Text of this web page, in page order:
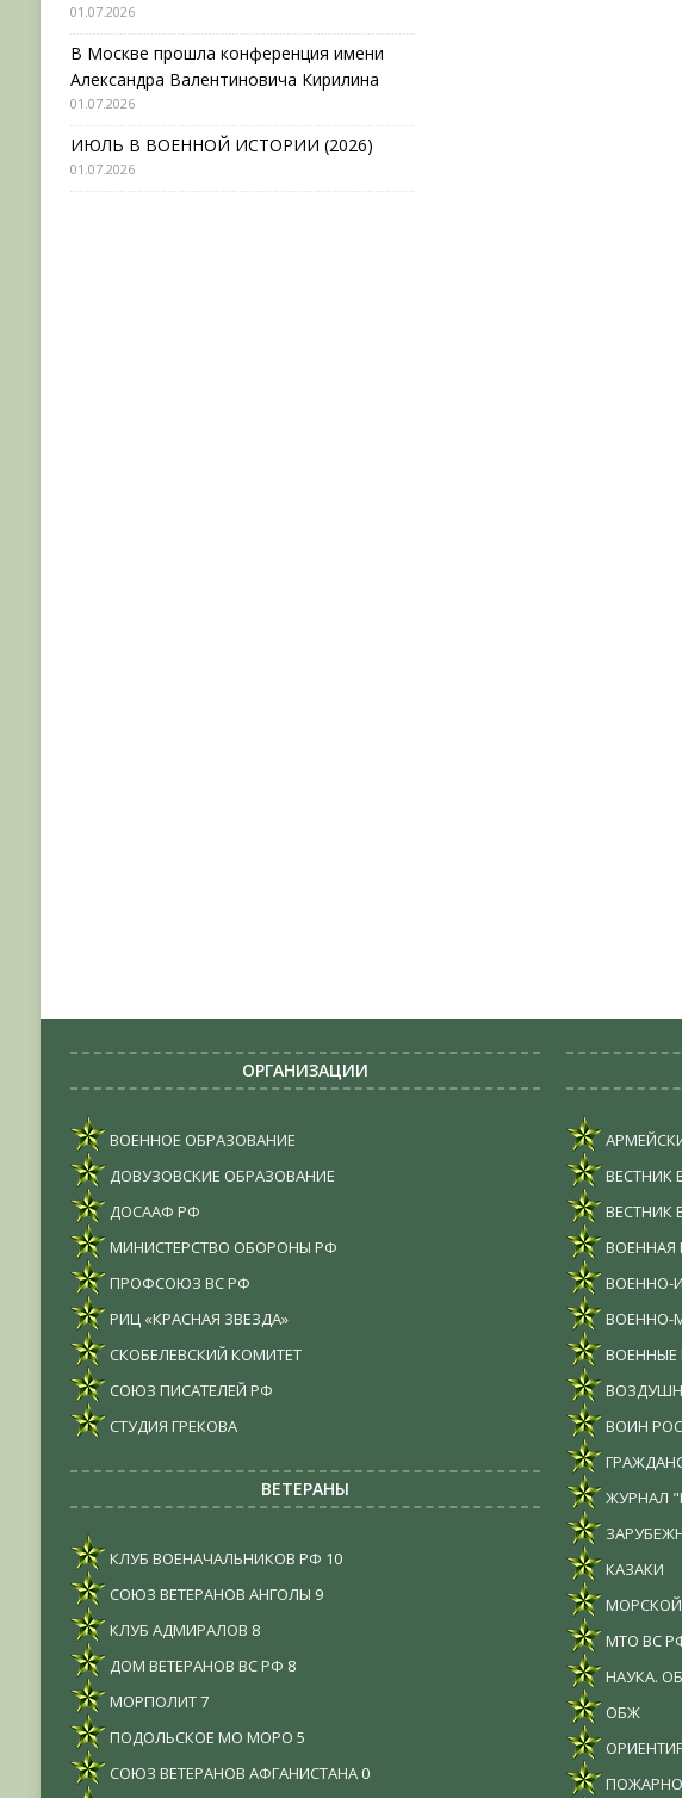
01.07.2026
В Москве прошла конференция имени
Александра Валентиновича Кирилина
01.07.2026
ИЮЛЬ В ВОЕННОЙ ИСТОРИИ (2026)
01.07.2026
ОРГАНИЗАЦИИ
ВОЕННОЕ ОБРАЗОВАНИЕ
ДОВУЗОВСКИЕ ОБРАЗОВАНИЕ
ДОСААФ РФ
МИНИСТЕРСТВО ОБОРОНЫ РФ
ПРОФСОЮЗ ВС РФ
РИЦ «КРАСНАЯ ЗВЕЗДА»
СКОБЕЛЕВСКИЙ КОМИТЕТ
СОЮЗ ПИСАТЕЛЕЙ РФ
СТУДИЯ ГРЕКОВА
ВЕТЕРАНЫ
КЛУБ ВОЕНАЧАЛЬНИКОВ РФ 10
СОЮЗ ВЕТЕРАНОВ АНГОЛЫ 9
КЛУБ АДМИРАЛОВ 8
ДОМ ВЕТЕРАНОВ ВС РФ 8
МОРПОЛИТ7
ПОДОЛЬСКОЕ МО МОРО 5
СОЮЗ ВЕТЕРАНОВ АФГАНИСТАНА0
ВЕСТНИК
ВЕСТНИК
ВОЕННАЯ
ВОЕННО-
ВОЕННО-
ВОЕННЫЕ
ВОИН
ЖУРНАЛ
КАЗАКИ
МТО ВС
НАУКА.
ОБЖ